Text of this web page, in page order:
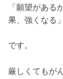
「願望がある
果、強くなる」
です。
厳しくてもが